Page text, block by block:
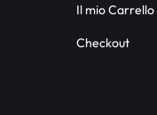
Il mio Carrello
Checkout